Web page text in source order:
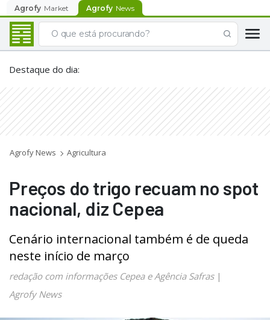
Agrofy Market Agrofy News
Destaque do dia:
Agrofy News Agricultura
Preços do trigo recuam no spot
nacional, diz Cepea
Cenário internacional também é de queda
neste início de março
redação com informações Cepea e Agência Safras|
Agrofy News